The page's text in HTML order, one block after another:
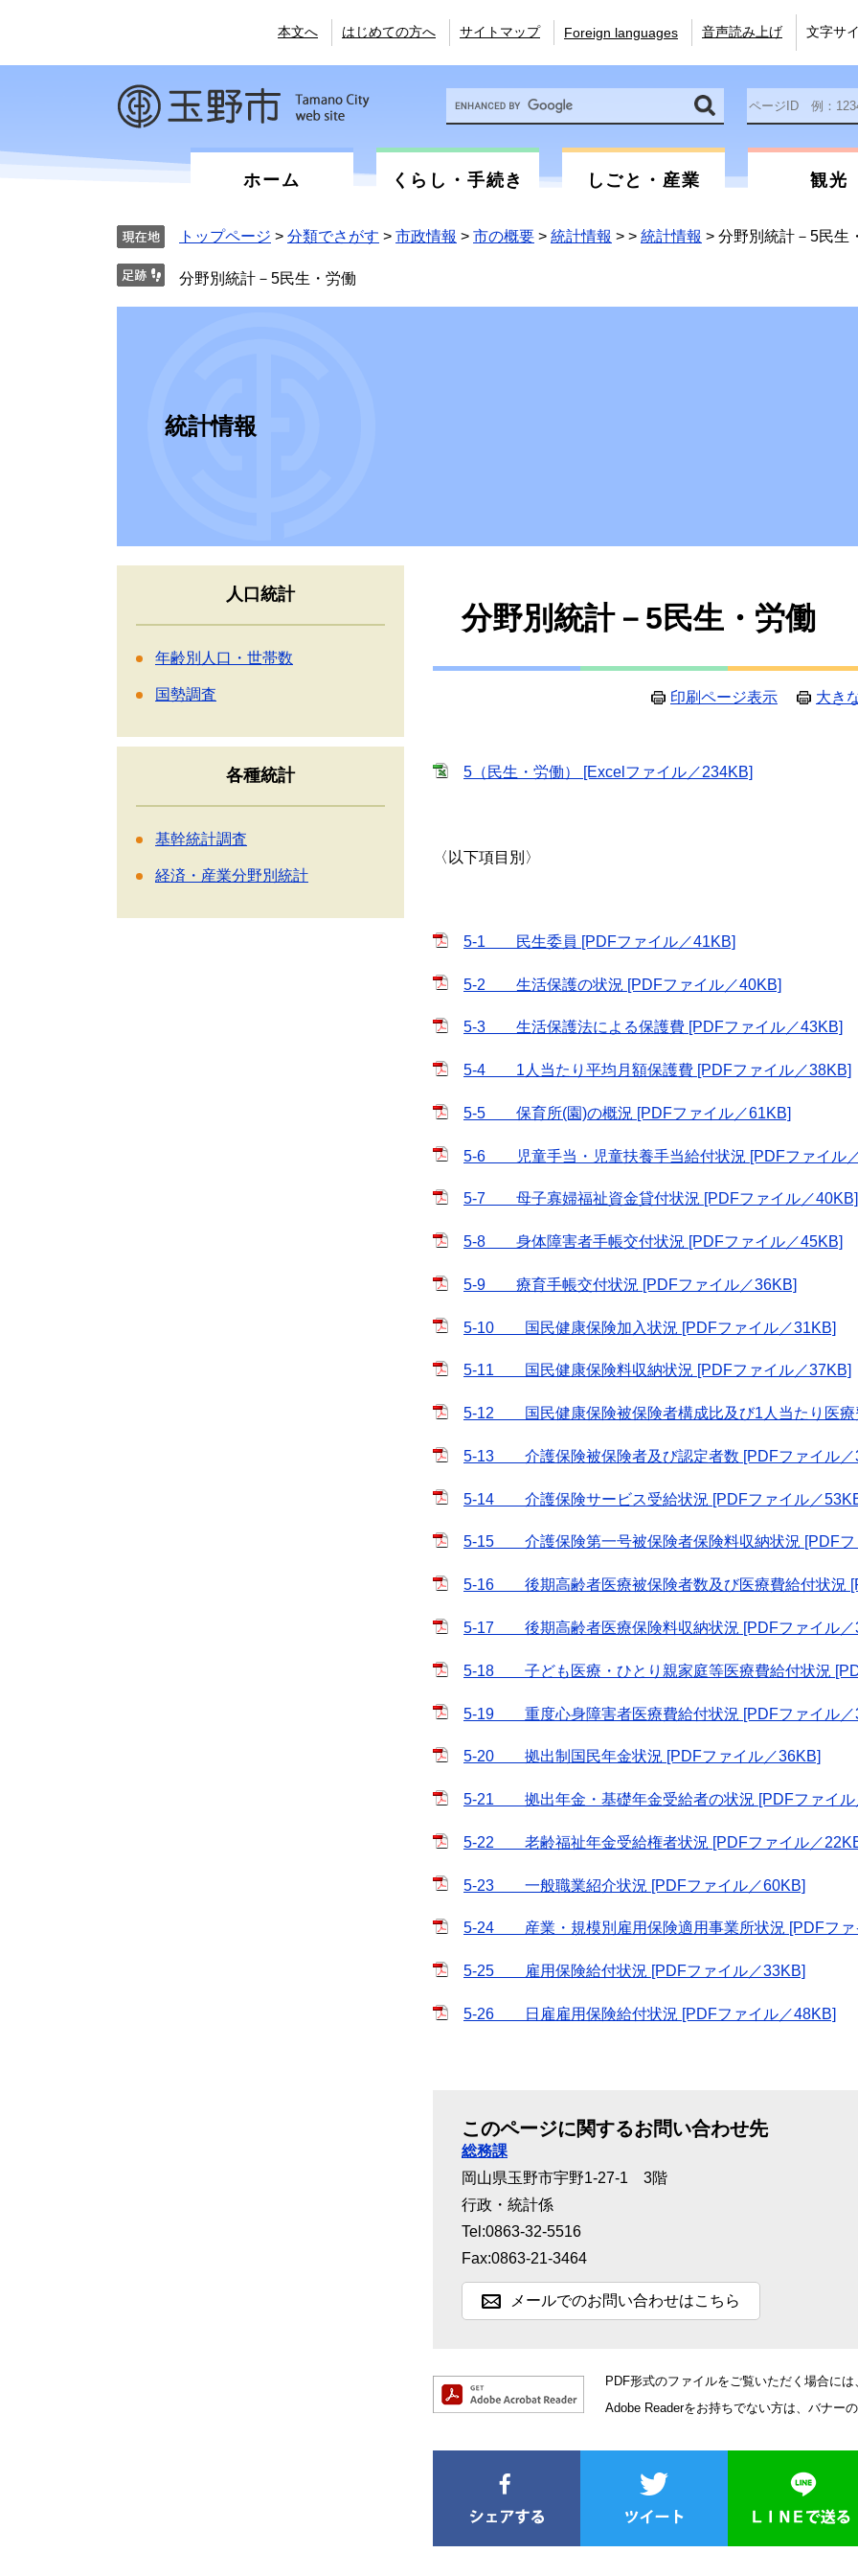
の
す。
ー
し
本文へ はじめての方へ サイトマップ Foreign languages 音声読み上げ 文字サ
カ
タ
ム
ID
を
ホーム くらし・手続き しごと・産業 観光
トップページ > 分類でさがす > 市政情報 > 市の概要 > 統計情報 > > 統計情報 > 分野別統計－5民生
分野別統計－5民生・労働
統計情報
分野別統計－5民生・労働
印刷ページ表示 大き
5（民生・労働） [Excelファイル／234KB]
〈以下項目別〉
5-1 民生委員 [PDFファイル／41KB]
5-2 生活保護の状況 [PDFファイル／40KB]
5-3 生活保護法による保護費 [PDFファイル／43KB]
5-4 1人当たり平均月額保護費 [PDFファイル／38KB]
5-5 保育所(園)の概況 [PDFファイル／61KB]
5-6 児童手当・児童扶養手当給付状況 [PDFファイル
5-7 母子寡婦福祉資金貸付状況 [PDFファイル／40KB]
5-8 身体障害者手帳交付状況 [PDFファイル／45KB]
5-9 療育手帳交付状況 [PDFファイル／36KB]
5-10 国民健康保険加入状況 [PDFファイル／31KB]
5-11 国民健康保険料収納状況 [PDFファイル／37KB]
5-12 国民健康保険被保険者構成比及び1人当たり医療
5-13 介護保険被保険者及び認定者数 [PDFファイル／
5-14 介護保険サービス受給状況 [PDFファイル／
5-15 介護保険第一号被保険者保険料収納状況 [PDFフ
5-16 後期高齢者医療被保険者数及び医療費給付状況
5-17 後期高齢者医療保険料収納状況 [PDFファイル／
5-18 子ども医療・ひとり親家庭等医療費給付状況
5-19 重度心身障害者医療費給付状況 [PDFファイル／
5-20 拠出制国民年金状況 [PDFファイル／36KB]
5-21 拠出年金・基礎年金受給者の状況 [PDFファイル
5-22 老齢福祉年金受給権者状況 [PDFファイル／
5-23 一般職業紹介状況 [PDFファイル／60KB]
5-24 産業・規模別雇用保険適用事業所状況 [PDFファ
5-25 雇用保険給付状況 [PDFファイル／33KB]
5-26 日雇雇用保険給付状況 [PDFファイル／48KB]
このページに関するお問い合わせ先
総務課
岡山県玉野市宇野1-27-1 3階
行政・統計係
Tel:0863-32-5516
Fax:0863-21-3464
メールでのお問い合わせはこちら
PDF形式のファイルをご覧いただく場合に
Adobe Readerをお持ちでない方は、バナー
人口統計
年齢別人口・世帯数
国勢調査
各種統計
基幹統計調査
経済・産業分野別統計